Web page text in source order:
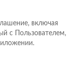
включая
с Пользователем,